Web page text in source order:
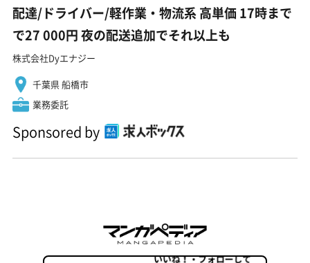
配達/ドライバー/軽作業・物流系 高単価 17時まで
で27 000円 夜の配送追加でそれ以上も
株式会社Dyエナジー
千葉県 船橋市
業務委託
Sponsored by